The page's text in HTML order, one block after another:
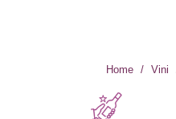
Home Vini